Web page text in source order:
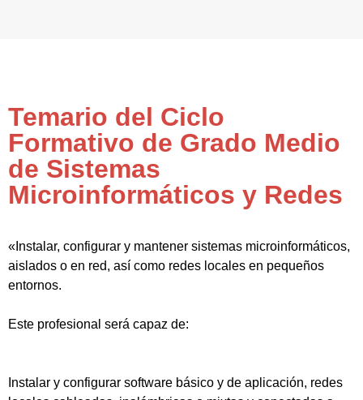
Temario del Ciclo
Formativo de Grado Medio
de Sistemas
Microinformáticos y Redes
«Instalar, configurar y mantener sistemas microinformáticos,
aislados o en red, así como redes locales en pequeños
entornos.
Este profesional será capaz de:
Instalar y configurar software básico y de aplicación, redes